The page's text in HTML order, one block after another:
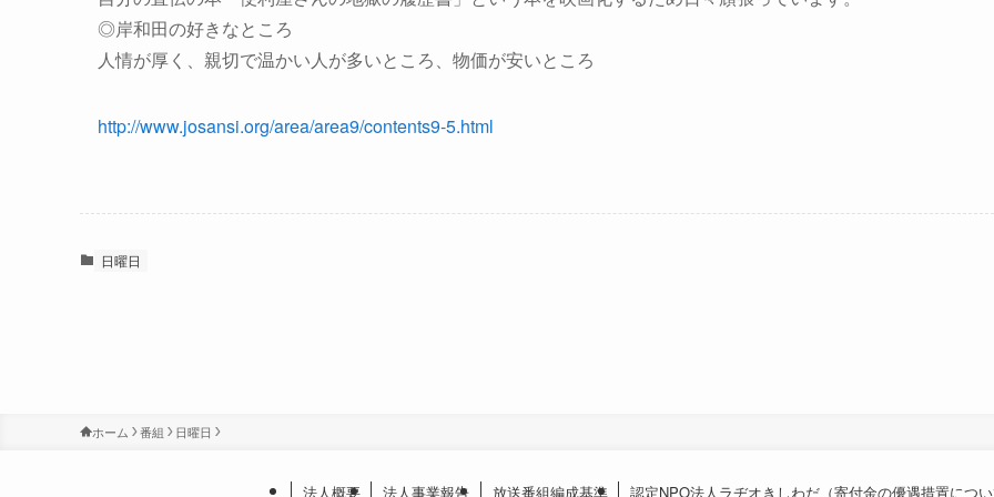
◎岸和田の好きなところ
人情が厚く、親切で温かい人が多いところ、物価が安いところ
http://www.josansi.org/area/area9/contents9-5.html
日曜日
ホーム 番組 日曜日
法人概要 法人事業報告 放送番組編成基準 認定NPO法人ラヂオきしわだ（寄付金の優遇措置につ